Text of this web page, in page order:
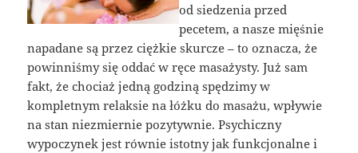
od siedzenia przed
pecetem, a nasze mięśnie
napadane są przez ciężkie skurcze – to oznacza, że
powinniśmy się oddać w ręce masażysty. Już sam
fakt, że chociaż jedną godziną spędzimy w
kompletnym relaksie na łóżku do masażu, wpływie
na stan niezmiernie pozytywnie. Psychiczny
wypoczynek jest równie istotny jak funkcjonalne i